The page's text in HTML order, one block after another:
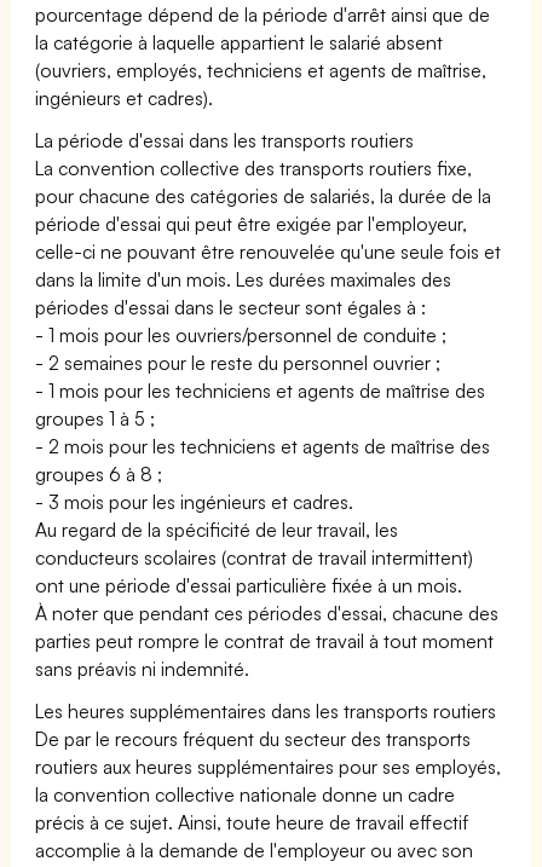
pourcentage dépend de la période d'arrêt ainsi que de
la catégorie à laquelle appartient le salarié absent
(ouvriers, employés, techniciens et agents de maîtrise,
ingénieurs et cadres).
La période d'essai dans les transports routiers
La convention collective des transports routiers fixe,
pour chacune des catégories de salariés, la durée de la
période d'essai qui peut être exigée par l'employeur,
celle-ci ne pouvant être renouvelée qu'une seule fois et
dans la limite d'un mois. Les durées maximales des
périodes d'essai dans le secteur sont égales à :
- 1 mois pour les ouvriers/personnel de conduite ;
- 2 semaines pour le reste du personnel ouvrier ;
- 1 mois pour les techniciens et agents de maîtrise des
groupes 1 à 5 ;
- 2 mois pour les techniciens et agents de maîtrise des
groupes 6 à 8 ;
- 3 mois pour les ingénieurs et cadres.
Au regard de la spécificité de leur travail, les
conducteurs scolaires (contrat de travail intermittent)
ont une période d'essai particulière fixée à un mois.
À noter que pendant ces périodes d'essai, chacune des
parties peut rompre le contrat de travail à tout moment
sans préavis ni indemnité.
Les heures supplémentaires dans les transports routiers
De par le recours fréquent du secteur des transports
routiers aux heures supplémentaires pour ses employés,
la convention collective nationale donne un cadre
précis à ce sujet. Ainsi, toute heure de travail effectif
accomplie à la demande de l'employeur ou avec son